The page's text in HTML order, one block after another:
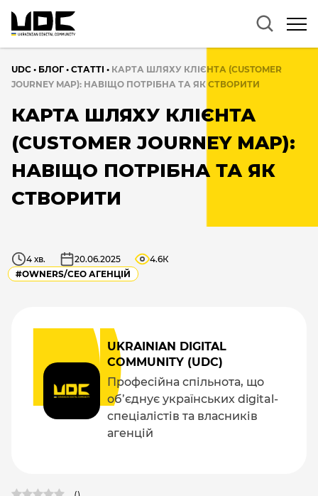
UDC • БЛОГ • CТАТТІ • КАРТА ШЛЯХУ КЛІЄНТА (CUSTOMER
JOURNEY MAP): НАВІЩО ПОТРІБНА ТА ЯК СТВОРИТИ
КАРТА ШЛЯХУ КЛІЄНТА
(CUSTOMER JOURNEY MAP):
НАВІЩО ПОТРІБНА ТА ЯК
СТВОРИТИ
#OWNERS/СEO АГЕНЦІЙ
4 хв. 20.06.2025 4.6К
UKRAINIAN DIGITAL
COMMUNITY (UDC)
Професійна спільнота, що
об’єднує українських digital-
спеціалістів та власників
агенцій